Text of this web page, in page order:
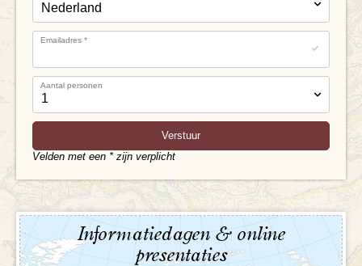
Emailadres *
Aantal personen
Velden met een * zijn verplicht
Informatiedagen & online
presentaties